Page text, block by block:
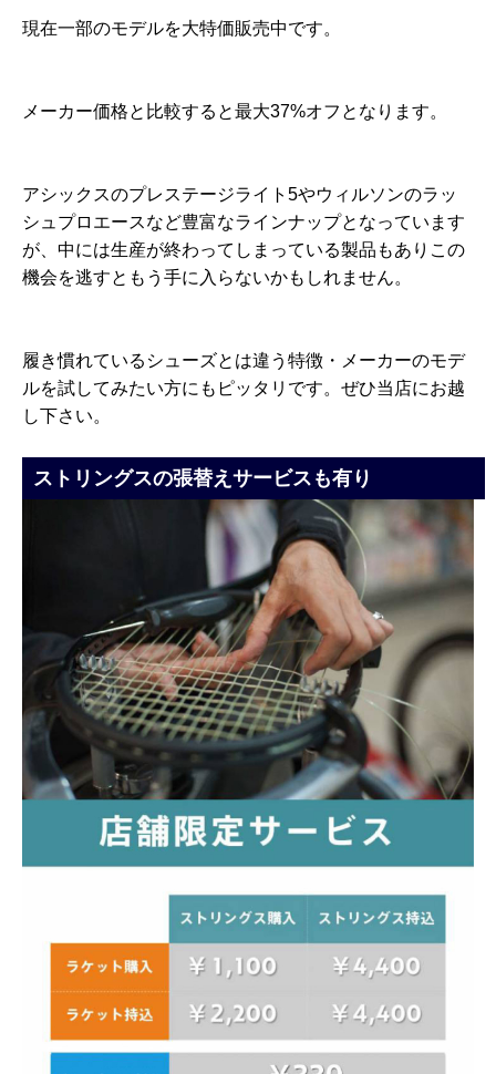
現在一部のモデルを大特価販売中です。
メーカー価格と比較すると最大37%オフとなります。
アシックスのプレステージライト5やウィルソンのラッ
シュプロエースなど豊富なラインナップとなっています
が、中には生産が終わってしまっている製品もありこの
機会を逃すともう手に入らないかもしれません。
履き慣れているシューズとは違う特徴・メーカーのモデ
ルを試してみたい方にもピッタリです。ぜひ当店にお越
し下さい。
ストリングスの張替えサービスも有り